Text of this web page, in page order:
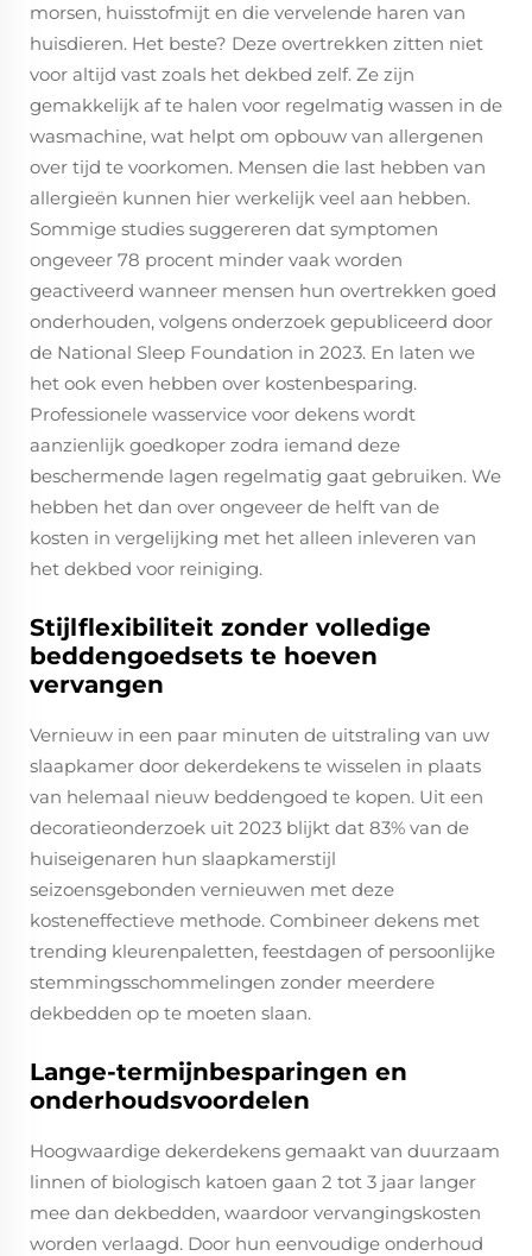
morsen, huisstofmijt en die vervelende haren van
huisdieren. Het beste? Deze overtrekken zitten niet
voor altijd vast zoals het dekbed zelf. Ze zijn
gemakkelijk af te halen voor regelmatig wassen in de
wasmachine, wat helpt om opbouw van allergenen
over tijd te voorkomen. Mensen die last hebben van
allergieën kunnen hier werkelijk veel aan hebben.
Sommige studies suggereren dat symptomen
ongeveer 78 procent minder vaak worden
geactiveerd wanneer mensen hun overtrekken goed
onderhouden, volgens onderzoek gepubliceerd door
de National Sleep Foundation in 2023. En laten we
het ook even hebben over kostenbesparing.
Professionele wasservice voor dekens wordt
aanzienlijk goedkoper zodra iemand deze
beschermende lagen regelmatig gaat gebruiken. We
hebben het dan over ongeveer de helft van de
kosten in vergelijking met het alleen inleveren van
het dekbed voor reiniging.
Stijlflexibiliteit zonder volledige
beddengoedsets te hoeven
vervangen
Vernieuw in een paar minuten de uitstraling van uw
slaapkamer door dekerdekens te wisselen in plaats
van helemaal nieuw beddengoed te kopen. Uit een
decoratieonderzoek uit 2023 blijkt dat 83% van de
huiseigenaren hun slaapkamerstijl
seizoensgebonden vernieuwen met deze
kosteneffectieve methode. Combineer dekens met
trending kleurenpaletten, feestdagen of persoonlijke
stemmingsschommelingen zonder meerdere
dekbedden op te moeten slaan.
Lange-termijnbesparingen en
onderhoudsvoordelen
Hoogwaardige dekerdekens gemaakt van duurzaam
linnen of biologisch katoen gaan 2 tot 3 jaar langer
mee dan dekbedden, waardoor vervangingskosten
worden verlaagd. Door hun eenvoudige onderhoud